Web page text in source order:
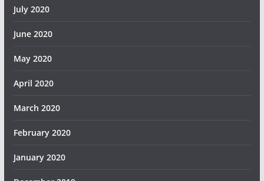
July 2020
June 2020
May 2020
April 2020
March 2020
February 2020
January 2020